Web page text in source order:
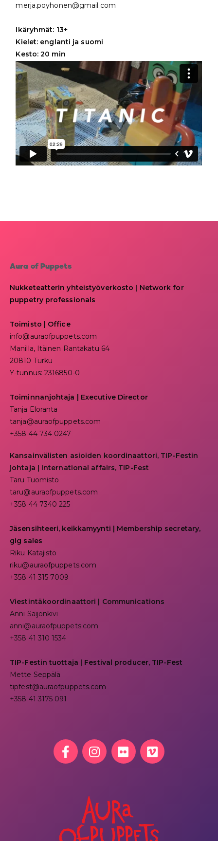
merja.poyhonen@gmail.com
Ikäryhmät: 13+
Kielet: englanti ja suomi
Kesto: 20 min
Aura of Puppets
Nukketeatterin yhteistyöverkosto | Network for
puppetry professionals
Toimisto | Office
info@auraofpuppets.com
Manilla, Itäinen Rantakatu 64
20810 Turku
Y-tunnus: 2316850-0
Toiminnanjohtaja | Executive Director
Tanja Eloranta
tanja@auraofpuppets.com
+358 44 734 0247
Kansainvälisten asioiden koordinaattori, TIP-Festin
johtaja | International affairs, TIP-Fest
Taru Tuomisto
taru@auraofpuppets.com
+358 44 7340 225
Jäsensihteeri, keikkamyynti | Membership secretary,
gig sales
Riku Katajisto
riku@auraofpuppets.com
+358 41 315 7009
Viestintäkoordinaattori | Communications
Anni Saijonkivi
anni@auraofpuppets.com
+358 41 310 1534
TIP-Festin tuottaja | Festival producer, TIP-Fest
Mette Seppälä
tipfest@auraofpuppets.com
+358 41 3175 091